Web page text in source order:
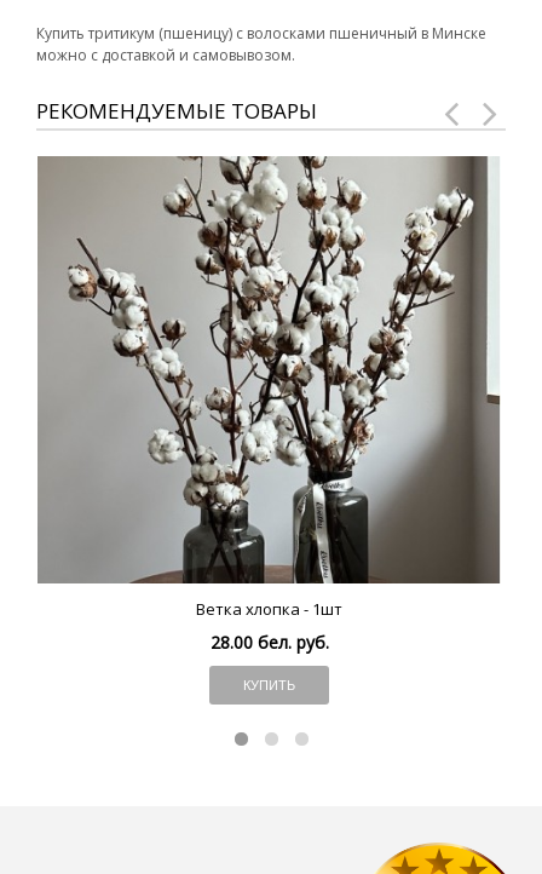
Купить тритикум (пшеницу) с волосками пшеничный в Минске
можно с доставкой и самовывозом.
РЕКОМЕНДУЕМЫЕ ТОВАРЫ
Ветка хлопка - 1шт
28.00 бел. руб.
КУПИТЬ